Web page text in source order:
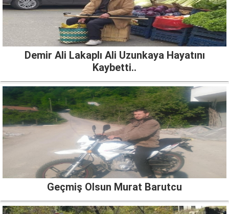
Demir Ali Lakaplı Ali Uzunkaya Hayatını
Kaybetti..
Geçmiş Olsun Murat Barutcu